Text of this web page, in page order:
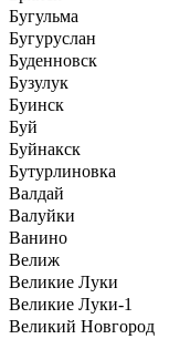
Бугульма
Бугуруслан
Буденновск
Бузулук
Буинск
Буй
Буйнакск
Бутурлиновка
Валдай
Валуйки
Ванино
Велиж
Великие Луки
Великие Луки-1
Великий Новгород